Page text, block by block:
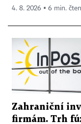
4. 8. 2026 ▪ 6 min.
Zahraniční
firmám. Trh